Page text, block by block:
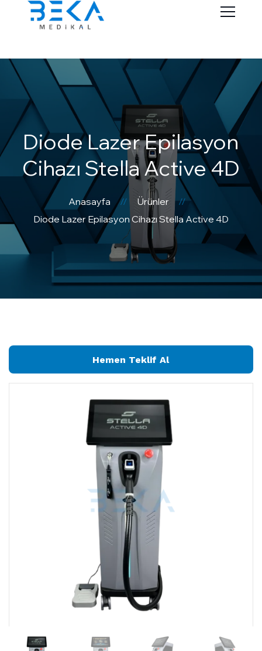
Diode Lazer Epilasyon
Cihazı Stella Active 4D
Anasayfa
Ürünler
Diode Lazer Epilasyon Cihazı Stella Active 4D
Hemen Teklif Al